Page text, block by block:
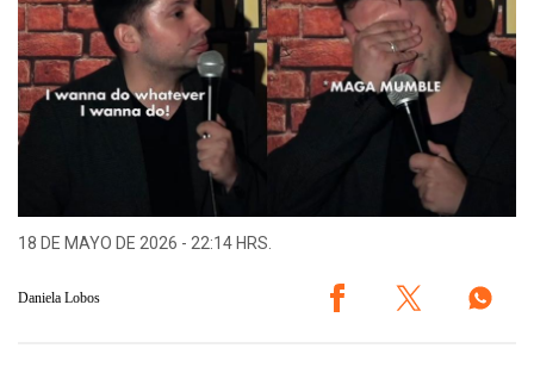
18 DE MAYO DE 2026 - 22:14 HRS.
Daniela Lobos